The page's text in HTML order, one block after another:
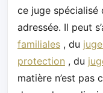
ce juge
adressée. Il peut
familiales , du
protection , du
matière n’est pas